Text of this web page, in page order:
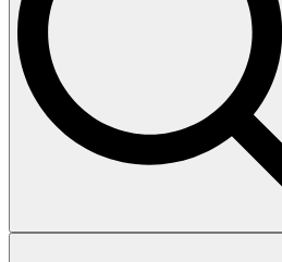
Search